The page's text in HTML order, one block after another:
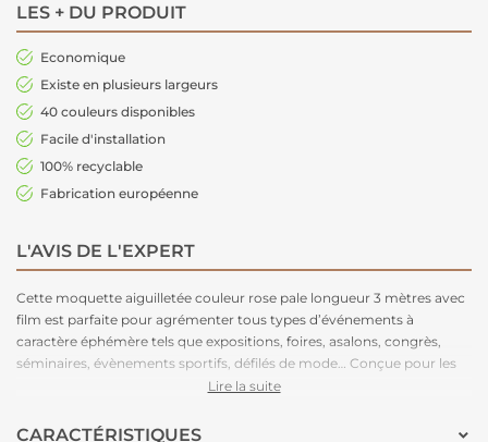
LES + DU PRODUIT
Economique
Existe en plusieurs largeurs
40 couleurs disponibles
Facile d'installation
100% recyclable
Fabrication européenne
L'AVIS DE L'EXPERT
Cette moquette aiguilletée couleur rose pale longueur 3 mètres avec
film est parfaite pour agrémenter tous types d’événements à
caractère éphémère tels que expositions, foires, asalons, congrès,
séminaires, évènements sportifs, défilés de mode… Conçue pour les
grands volumes de pose, cette moquette est légère à manipuler,
face. Très stable, cette moquette peut être posée en bord à bord ou
Lire la suite
CARACTÉRISTIQUES